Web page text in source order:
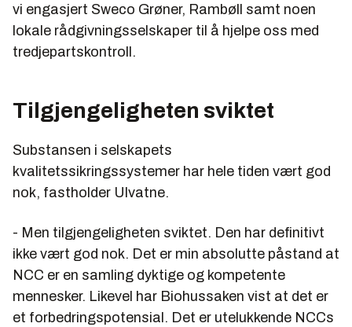
vi engasjert Sweco Grøner, Rambøll samt noen
lokale rådgivningsselskaper til å hjelpe oss med
tredjepartskontroll.
Tilgjengeligheten sviktet
Substansen i selskapets
kvalitetssikringssystemer har hele tiden vært god
nok, fastholder Ulvatne.
- Men tilgjengeligheten sviktet. Den har definitivt
ikke vært god nok. Det er min absolutte påstand at
NCC er en samling dyktige og kompetente
mennesker. Likevel har Biohussaken vist at det er
et forbedringspotensial. Det er utelukkende NCCs